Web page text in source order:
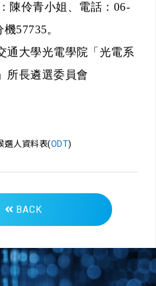
陳伶青小姐、電話： 06-
機57735。
通大學光電學院「光電系
所長遴選委員會
選人資料表(ODT)
BACK